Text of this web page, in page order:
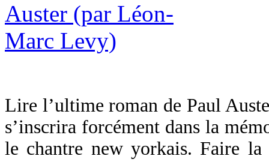
Lire l’ultime roman de Paul
s’inscrira forcément dans la
le chantre new yorkais. Faire